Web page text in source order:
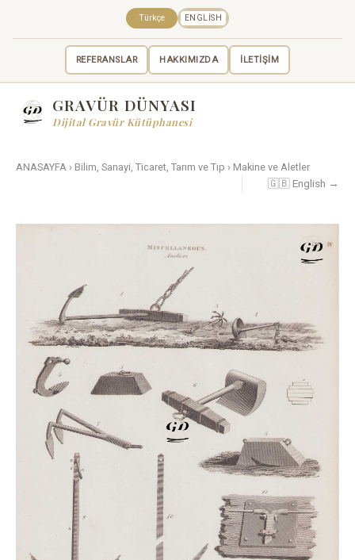
REFERANSLAR HAKKIMIZDA İLETİŞİM
Türkçe ENGLISH
GRAVÜR DÜNYASI
Dijital Gravür Kütüphanesi
ANASAYFA › Bilim, Sanayi, Ticaret, Tarım ve Tıp › Makine ve Aletler
🇬🇧 English →